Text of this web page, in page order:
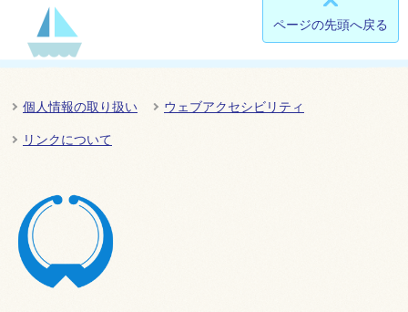
ページの先頭へ戻る
個人情報の取り扱い ウェブアクセシビリティ
リンクについて